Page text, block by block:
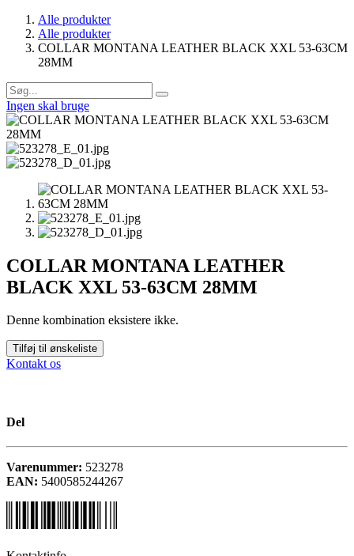
Alle produkter
Alle produkter
COLLAR MONTANA LEATHER BLACK XXL 53-63CM
28MM
Ingen skal bruge
COLLAR MONTANA LEATHER
BLACK XXL 53-63CM 28MM
Denne kombination eksistere ikke.
Tilføj til ønskeliste
Kontakt os
Del
Varenummer: 523278
EAN: 5400585244267